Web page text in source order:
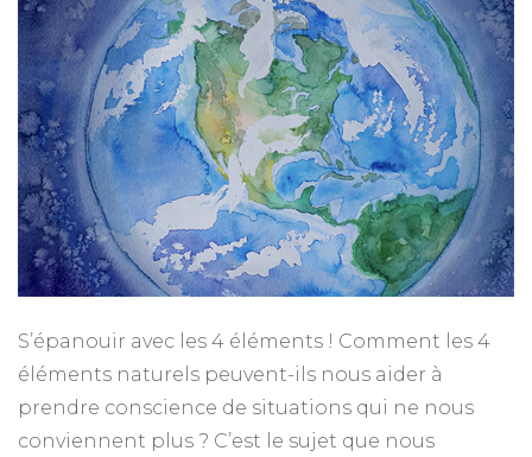
éléments
!
S’épanouir avec les 4 éléments ! Comment les 4
éléments naturels peuvent-ils nous aider à
prendre conscience de situations qui ne nous
conviennent plus ? C’est le sujet que nous